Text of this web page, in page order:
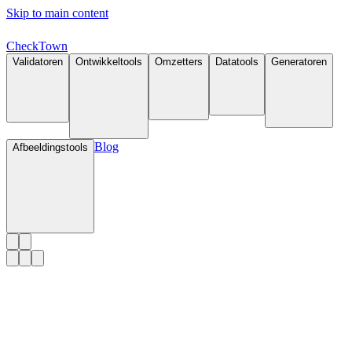
Skip to main content
CheckTown
Validatoren Ontwikkeltools Omzetters Datatools Generatoren
Afbeeldingstools Blog